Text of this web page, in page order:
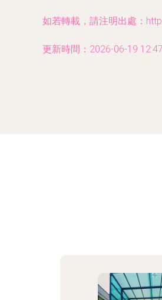
如若轉載，請注明出處：
更新時間：2026-06-19